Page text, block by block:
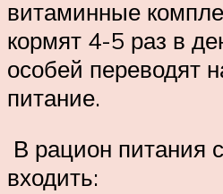
витаминные
кормят 4-5 раз в
особей переводят
питание.
В рацион питания
входить: